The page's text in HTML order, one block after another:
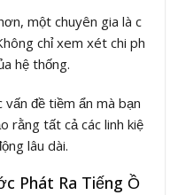
một chuyên gia là c
chỉ xem xét chi ph
hệ thống.
vấn đề tiềm ẩn mà bạn
rằng tất cả các linh kiệ
lâu dài.
Phát Ra Tiếng Ồ